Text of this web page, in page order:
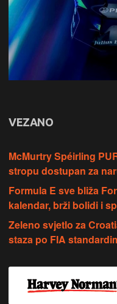
VEZANO
McMurtry Spéirling
stropu dostupan za
Formula E sve bliža
kalendar, brži bolidi i
Zeleno svjetlo za
staza po FIA